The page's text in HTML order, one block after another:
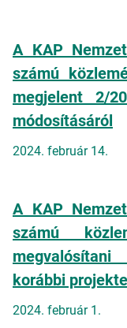
A KAP
számú
megjelent 2/
módosításáról
2024. február 14.
A KAP
számú
korábbi
2024. február 1.